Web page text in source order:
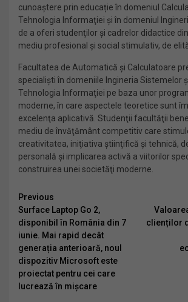
cunoaştere prin educație în domeniul
Tehnologia Informaţiei şi în domeniul
de a oferi studenţilor şi cadrelor didactice
mediu profesional și social stimulativ, de
Facultatea de Automatică și Calculatoare
specialiști în domeniile Ingineria Sistemelor
Tehnologia Informaţiei pe baza unor
moderne, în care aspectele teoretice sunt
excelenţa aplicativă. Studenţii facultăţii
mediu de învăţământ competitiv care
creativitatea, iniţiativa ştiinţifică şi tehnică,
personală şi implicarea activă a viitorilor
construirea unei societăţi moderne.
Continue
Reading
Previous
Surface Laptop Go 2,
disponibil în România din 7
iunie. Mai rapid decât
generația anterioară, noul
dispozitiv Microsoft este
proiectat pentru cei care
lucrează în mișcare
clienților